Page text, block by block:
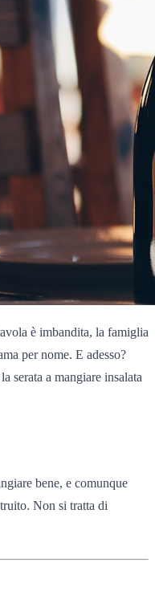
è imbandita, la famiglia
per nome. E adesso?
serata a mangiare insalata
bene, e comunque
Non si tratta di